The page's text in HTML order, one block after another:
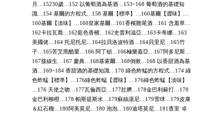
月…15230歲…152 以葡萄酒為基酒…153~168 葡萄酒的基礎知
識…154 基爾的方程式…158 基爾【標準】…160基爾【澀味】…
160基爾【淡味】…160皇家基爾…161香檳雞尾酒…161 含羞草…
162卡拉瓦喬…162藍色香檳…162史普利滋亞…163卡蒂娜…163
美國佬…164 托尼托尼…164拉貝洛波特酒…164貝里尼…165竹
子…165苦艾黑醋栗…166 阿丁頓…166極樂蓋亞…167阿多尼斯…
167接線生…167 慶典…168基索爾…168倒敘…168 以香甜酒為基
酒…169~184 香甜酒的基礎知識…170 綠色蚱蜢的方程式…174 綠
色蚱蜢【標準】…176綠色蚱蜢【澀味】…176綠色蚱蜢【淡味】
…176 天使之吻…177瓦倫西亞…177肚臍…178金巴利蘇打…178
金巴利柳橙…178 帕斯提斯水…179蘇絲湯尼…179雪球…179皮康
＆紅石榴…180阿美莫尼…180 泡泡…180迪塔莫尼…181查里˙卓